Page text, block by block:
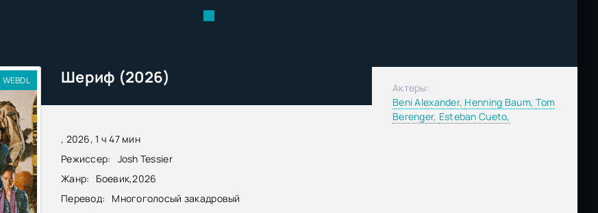
Шериф (2026)
, 2026, 1 ч 47 мин
Режиссер:
Josh Tessier
Жанр:
Боевик,2026
Перевод:
Многоголосый закадровый
WEBDL
Актеры:
Beni Alexander, Henning Baum,Tom
Berenger, Esteban Cueto,